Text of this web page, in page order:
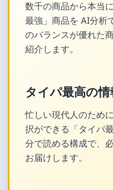
数千の商品から本当
最強」商品を AI分析
のバランスが優れた
紹介します。
タイパ最高の
忙しい現代人のため
択ができる「タイパ
分で読める構成で、
お届けします。